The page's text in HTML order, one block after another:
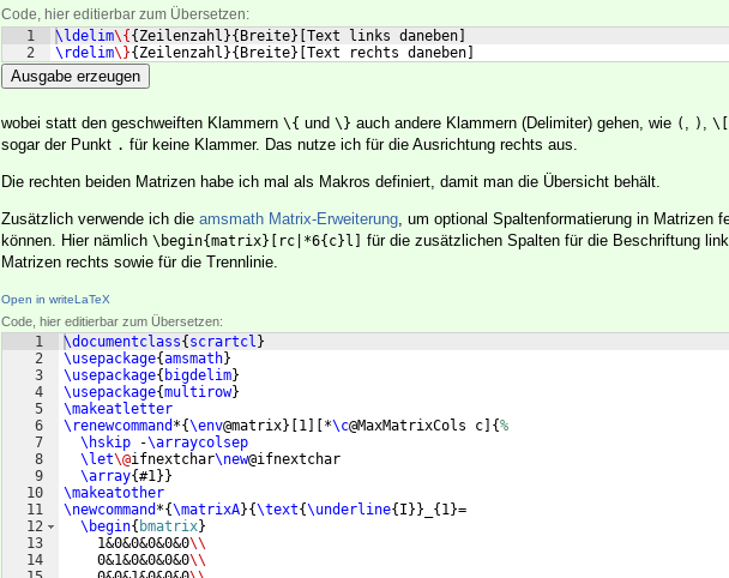
Code, hier editierbar zum Übersetzen:
1
2
\ldelim\{ { Zeilenzahl }{ Breite} Text links daneben
\rdelim\}{ Zeilenzahl }{ Breite} Text rechts daneben
Ausgabe erzeugen
wobei statt den geschweiften Klammern \{ und \} auch andere Klammern (Delimiter) gehen, wie ( , ) , \[
sogar der Punkt . für keine Klammer. Das nutze ich für die Ausrichtung rechts aus.
Die rechten beiden Matrizen habe ich mal als Makros definiert, damit man die Übersicht behält.
Zusätzlich verwende ich die amsmath Matrix-Erweiterung, um optional Spaltenformatierung in Matrizen
können. Hier nämlich \begin{matrix}[rc|*6{c}l]
für die zusätzlichen Spalten für die Beschriftung
Matrizen rechts sowie für die Trennlinie.
Open in writeLaTeX
Code, hier editierbar zum Übersetzen:
1
2
3
4
5
6
7
8
9
10
11
12
13
14
\documentclass{ scrartcl }
\usepackage{amsmath}
\usepackage{ bigdelim}
\usepackage{multirow}
\makeatletter
\renewcommand *{\env@matrix} 1 *\c@MaxMatrixCols c {%
\hskip -\arraycolsep
\let\@ifnextchar\new@ifnextchar
\array{#1}}
\makeatother
\newcommand *{\matrixA}{\text{\underline{ I }} { 1}=
\begin{ bmatrix}
    1&0&0&0&0&0
\\
    0&1&0&0&0&0
\\